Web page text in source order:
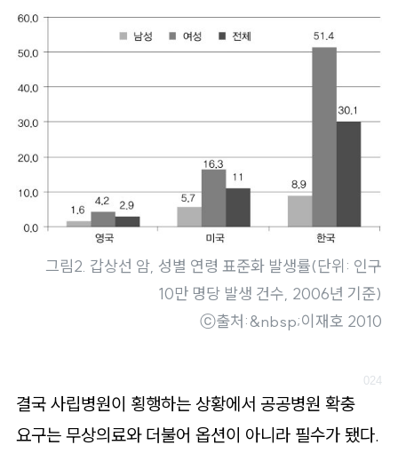
그림2. 갑상선 암, 성별 연령 표준화 발생률(단위: 인구
10만 명당 발생 건수, 2006년 기준)
ⓒ출처:&nbsp;이재호 2010
결국 사립병원이 횡행하는 상황에서 공공병원 확충
요구는 무상의료와 더불어 옵션이 아니라 필수가 됐다.